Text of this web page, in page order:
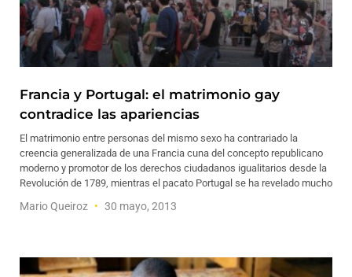
Francia y Portugal: el matrimonio gay
contradice las apariencias
El matrimonio entre personas del mismo sexo ha contrariado la
creencia generalizada de una Francia cuna del concepto republicano
moderno y promotor de los derechos ciudadanos igualitarios desde la
Revolución de 1789, mientras el pacato Portugal se ha revelado mucho
Mario Queiroz 30 mayo, 2013